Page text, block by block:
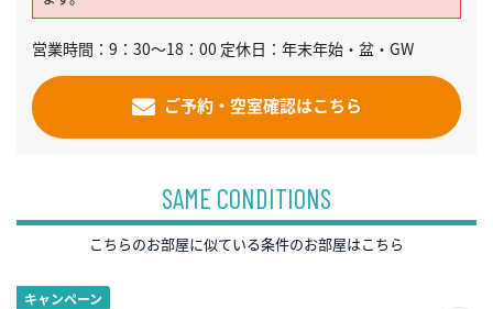
営業時間：9：30～18：00 定休日：年末年始・盆・GW
ご予約・空室確認はこちら
SAME CONDITIONS
こちらのお部屋に似ている条件のお部屋はこちら
キャンペーン